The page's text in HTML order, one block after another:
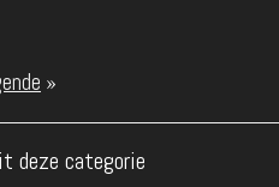
»
deze categorie